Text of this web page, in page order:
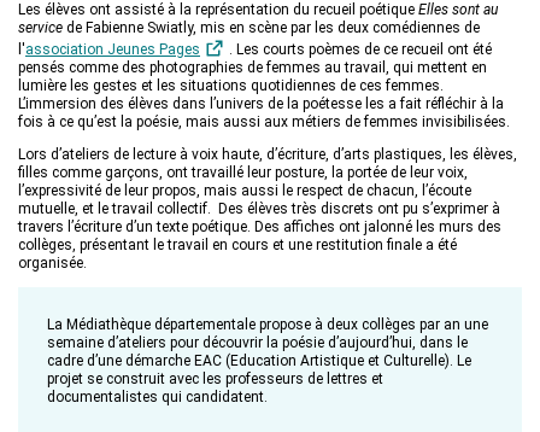
Les élèves ont assisté à la représentation du recueil poétique Elles sont au
service de Fabienne Swiatly, mis en scène par les deux comédiennes de
l'association Jeunes Pages
. Les courts poèmes de ce recueil ont été
pensés comme des photographies de femmes au travail, qui mettent en
lumière les gestes et les situations quotidiennes de ces femmes.
L’immersion des élèves dans l’univers de la poétesse les a fait réfléchir à la
fois à ce qu’est la poésie, mais aussi aux métiers de femmes invisibilisées.
Lors d’ateliers de lecture à voix haute, d’écriture, d’arts plastiques, les élèves,
filles comme garçons, ont travaillé leur posture, la portée de leur voix,
l’expressivité de leur propos, mais aussi le respect de chacun, l’écoute
mutuelle, et le travail collectif. Des élèves très discrets ont pu s’exprimer à
travers l’écriture d’un texte poétique. Des affiches ont jalonné les murs des
collèges, présentant le travail en cours et une restitution finale a été
organisée.
La Médiathèque départementale propose à deux collèges par an une
semaine d’ateliers pour découvrir la poésie d’aujourd’hui, dans le
cadre d’une démarche EAC (Education Artistique et Culturelle). Le
projet se construit avec les professeurs de lettres et
documentalistes qui candidatent.